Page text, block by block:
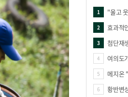
1
2
3
4
5
6